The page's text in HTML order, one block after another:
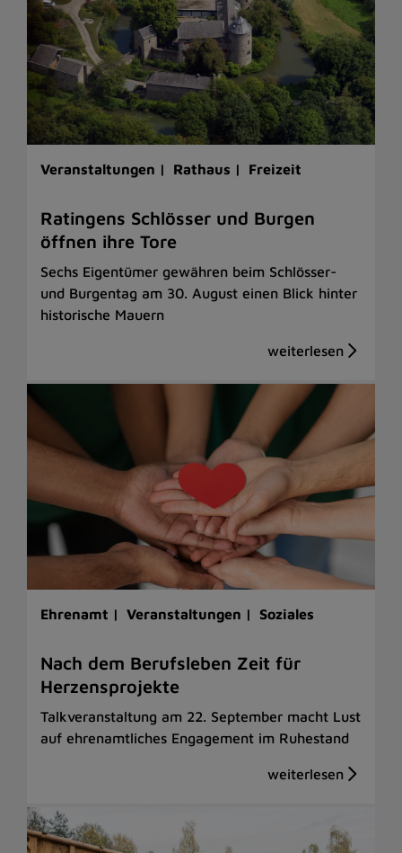
Veranstaltungen | Rathaus | Freizeit
Ratingens Schlösser und Burgen
öffnen ihre Tore
Sechs Eigentümer gewähren beim Schlösser-
und Burgentag am 30. August einen Blick hinter
historische Mauern
Ehrenamt | Veranstaltungen | Soziales
Nach dem Berufsleben Zeit für
Herzensprojekte
Talkveranstaltung am 22. September macht Lust
auf ehrenamtliches Engagement im Ruhestand